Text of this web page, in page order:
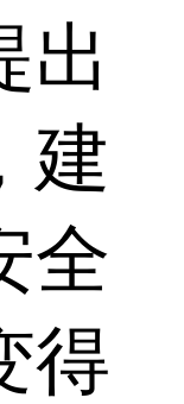
出
建
全
得